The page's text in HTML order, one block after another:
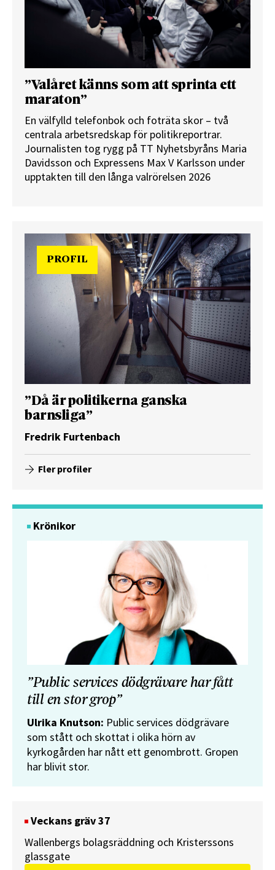
”Valåret känns som att sprinta ett
maraton”
En välfylld telefonbok och foträta skor – två
centrala arbetsredskap för politikreportrar.
Journalisten tog rygg på TT Nyhetsbyråns Maria
Davidsson och Expressens Max V Karlsson under
upptakten till den långa valrörelsen 2026
PROFIL
”Då är politikerna ganska
barnsliga”
Fredrik Furtenbach
Fler profiler
Krönikor
”Public services dödgrävare har fått
till en stor grop”
Ulrika Knutson: Public services dödgrävare
som stått och skottat i olika hörn av
kyrkogården har nått ett genombrott. Gropen
har blivit stor.
Veckans gräv 37
Wallenbergs bolagsräddning och Kristerssons
glassgate